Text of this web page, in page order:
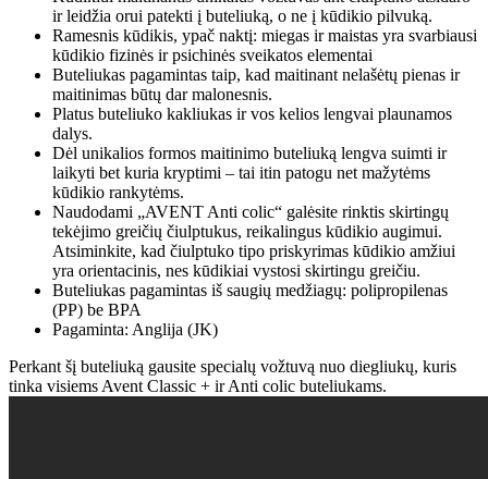
ir leidžia orui patekti į buteliuką, o ne į kūdikio pilvuką.
Ramesnis kūdikis, ypač naktį: miegas ir maistas yra svarbiausi
kūdikio fizinės ir psichinės sveikatos elementai
Buteliukas pagamintas taip, kad maitinant nelašėtų pienas ir
maitinimas būtų dar malonesnis.
Platus buteliuko kakliukas ir vos kelios lengvai plaunamos
dalys.
Dėl unikalios formos maitinimo buteliuką lengva suimti ir
laikyti bet kuria kryptimi – tai itin patogu net mažytėms
kūdikio rankytėms.
Naudodami „AVENT Anti colic“ galėsite rinktis skirtingų
tekėjimo greičių čiulptukus, reikalingus kūdikio augimui.
Atsiminkite, kad čiulptuko tipo priskyrimas kūdikio amžiui
yra orientacinis, nes kūdikiai vystosi skirtingu greičiu.
Buteliukas pagamintas iš saugių medžiagų: polipropilenas
(PP) be BPA
Pagaminta: Anglija (JK)
Perkant šį buteliuką gausite specialų vožtuvą nuo diegliukų, kuris
tinka visiems Avent Classic + ir Anti colic buteliukams.